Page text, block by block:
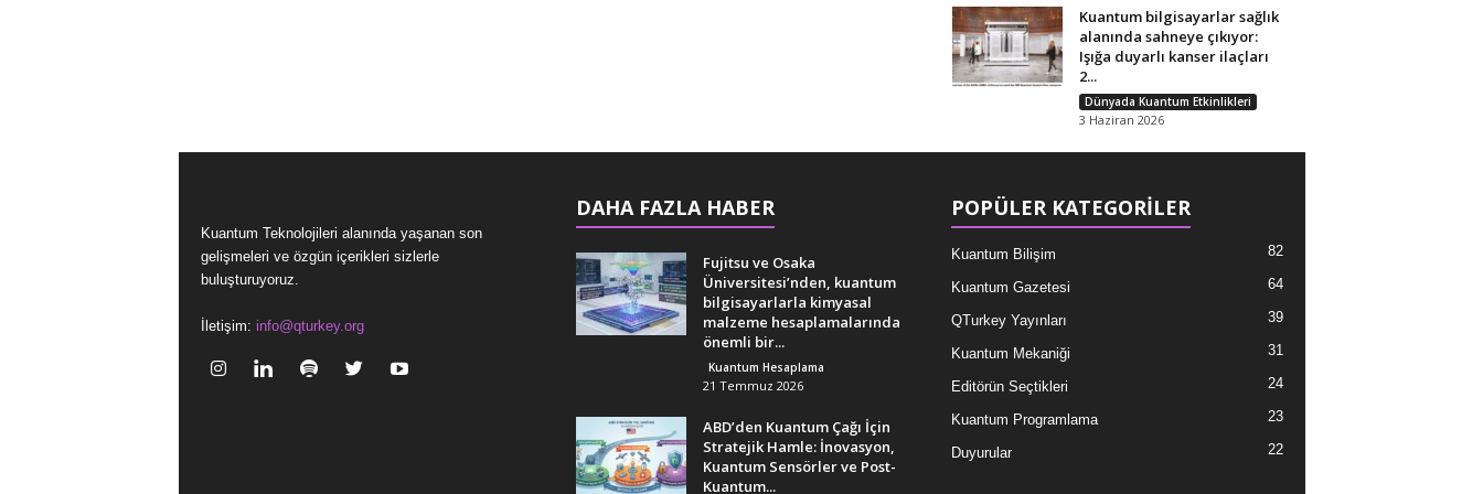
Kuantum bilgisayarlar sağlık
alanında sahneye çıkıyor:
Işığa duyarlı kanser ilaçları
2...
Dünyada Kuantum Etkinlikleri
3 Haziran 2026
Kuantum Teknolojileri alanında yaşanan son
gelişmeleri ve özgün içerikleri sizlerle
buluşturuyoruz.
İletişim: info@qturkey.org
DAHA FAZLA HABER
Fujitsu ve Osaka
Üniversitesi’nden, kuantum
bilgisayarlarla kimyasal
malzeme hesaplamalarında
önemli bir...
Kuantum Hesaplama
21 Temmuz 2026
ABD’den Kuantum Çağı İçin
Stratejik Hamle: İnovasyon,
Kuantum Sensörler ve Post-
Kuantum...
POPÜLER KATEGORİLER
Kuantum Bilişim 82
Kuantum Gazetesi 64
QTurkey Yayınları 39
Kuantum Mekaniği 31
Editörün Seçtikleri 24
Kuantum Programlama 23
Duyurular 22